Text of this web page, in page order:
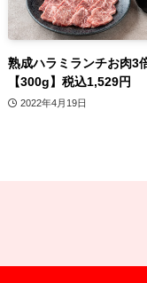
熟成ハラミランチお肉3
【300g】税込1,529円
2022年4月19日